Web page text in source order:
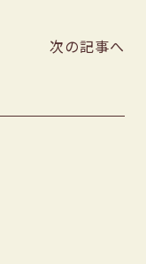
次の記事へ